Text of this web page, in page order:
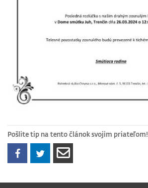
Pošlite tip na tento článok svojim priateľom!